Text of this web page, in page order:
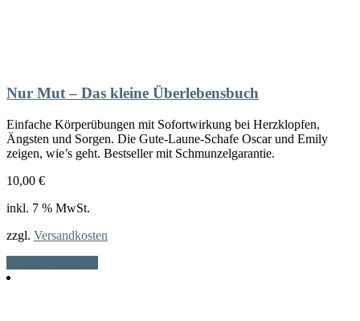
Nur Mut – Das kleine Überlebensbuch
Einfache Körperübungen mit Sofortwirkung bei Herzklopfen,
Ängsten und Sorgen. Die Gute-Laune-Schafe Oscar und Emily
zeigen, wie’s geht. Bestseller mit Schmunzelgarantie.
10,00 €
inkl. 7 % MwSt.
zzgl. Versandkosten